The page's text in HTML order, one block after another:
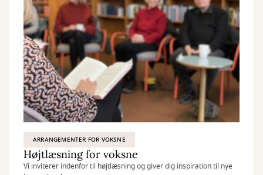
ARRANGEMENTER FOR VOKSNE
Højtlæsning for voksne
Vi inviterer indenfor til højtlæsning og giver dig inspiration til nye